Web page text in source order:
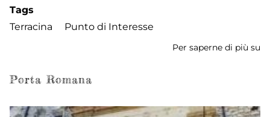
Tags
Terracina
Punto di Interesse
Per saperne di più su
Porta Romana